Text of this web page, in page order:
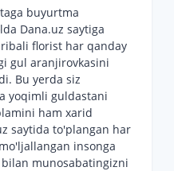
buyurtma
Dana.uz saytiga
florist har qanday
gul aranjirovkasini
Bu yerda siz
yoqimli guldastani
ham xarid
saytida to'plangan har
insonga
munosabatingizni